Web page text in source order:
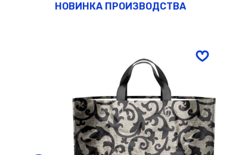
НОВИНКА ПРОИЗВОДСТВА